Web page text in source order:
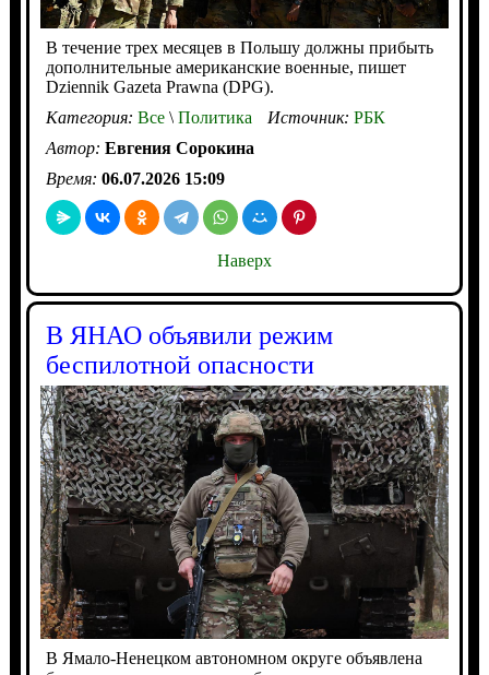
В течение трех месяцев в Польшу должны прибыть
дополнительные американские военные, пишет
Dziennik Gazeta Prawna (DPG).
Категория: Все\Политика Источник: РБК
Автор: Евгения Сорокина
Время: 06.07.2026 15:09
Наверх
В ЯНАО объявили режим
беспилотной опасности
В Ямало-Ненецком автономном округе объявлена